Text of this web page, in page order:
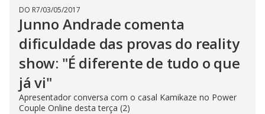
DO R7/03/05/2017
Junno Andrade comenta
dificuldade das provas do reality
show: "É diferente de tudo o que
já vi"
Apresentador conversa com o casal Kamikaze no Power
Couple Online desta terça (2)